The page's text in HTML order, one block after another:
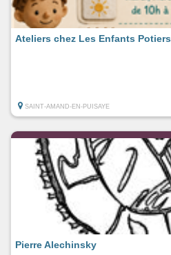
Ateliers chez Les Enfants Potiers
SAINT-AMAND-EN-PUISAYE
Pierre Alechinsky